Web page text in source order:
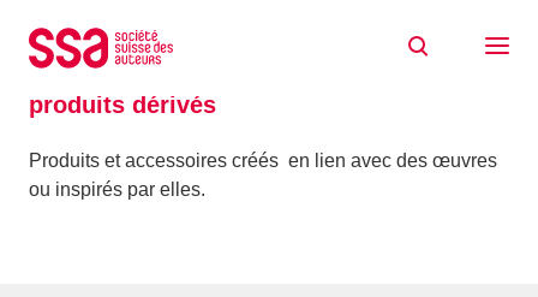
produits dérivés
Produits et accessoires créés en lien avec des œuvres
ou inspirés par elles.